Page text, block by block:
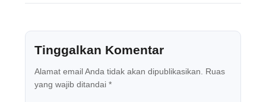
Tinggalkan Komentar
Alamat email Anda tidak akan dipublikasikan.
Ruas
yang wajib ditandai *